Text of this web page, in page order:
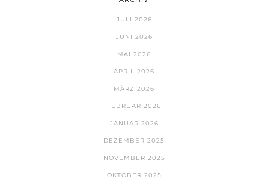
JULI 2026
JUNI 2026
MAI 2026
APRIL 2026
MÄRZ 2026
FEBRUAR 2026
JANUAR 2026
DEZEMBER 2025
NOVEMBER 2025
OKTOBER 2025